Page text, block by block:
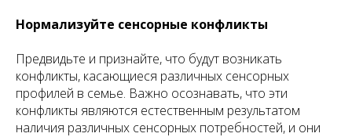
Нормализуйте сенсорные конфликты
Предвидьте и признайте, что будут возникать
конфликты, касающиеся различных сенсорных
профилей в семье. Важно осознавать, что эти
конфликты являются естественным результатом
наличия различных сенсорных потребностей, и они